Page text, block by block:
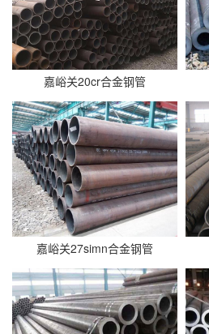
嘉峪关20cr合金钢管
嘉峪关27simn合金钢管